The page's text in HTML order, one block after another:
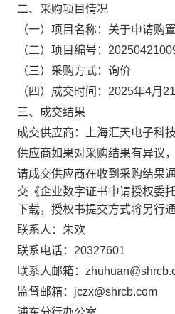
二、采购项目情况
（一）项目名称： 关于申请购
（二）项目编号：
（三）采购方式： 询价
（四）成交时间： 2025年4月
三、成交结果
成交供应商：
上海汇天电子科
供应商如果对采购结果有异议
请成交供应商在收到采购结果
交《企业数字证书申请授权委
下载，授权书提交方式将另行通
联系人：朱欢
联系电话： 20327601
联系人邮箱：
监督邮箱： jczx@shrcb.com